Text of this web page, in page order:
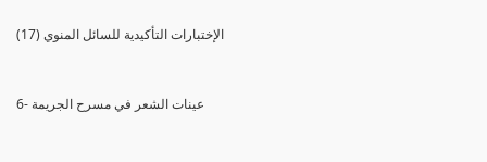
(17) الإختبارات التأكيدية للسائل المنوي
6- عينات الشعر في مسرح الجريمة